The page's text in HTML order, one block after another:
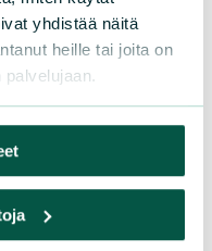
yhdistää näitä
heille tai joita on